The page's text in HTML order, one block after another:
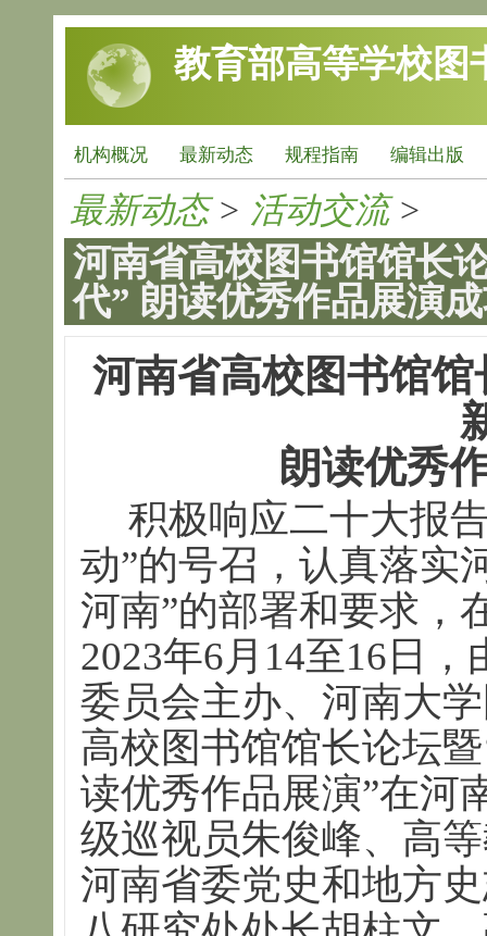
跳转到主要内容
教育部高等学校图
机构概况 最新动态 规程指南 编辑出版
最新动态> 活动交流>
河南省高校图书馆馆长
代” 朗读优秀作品展演
河南省高校图书馆馆
朗读优秀
积极响应二十大报
动”的号召，认真落实
河南”的部署和要求，
2023年6月14至16日
委员会主办、河南大
高校图书馆馆长论坛
读优秀作品展演”在河
级巡视员朱俊峰、高
河南省委党史和地方